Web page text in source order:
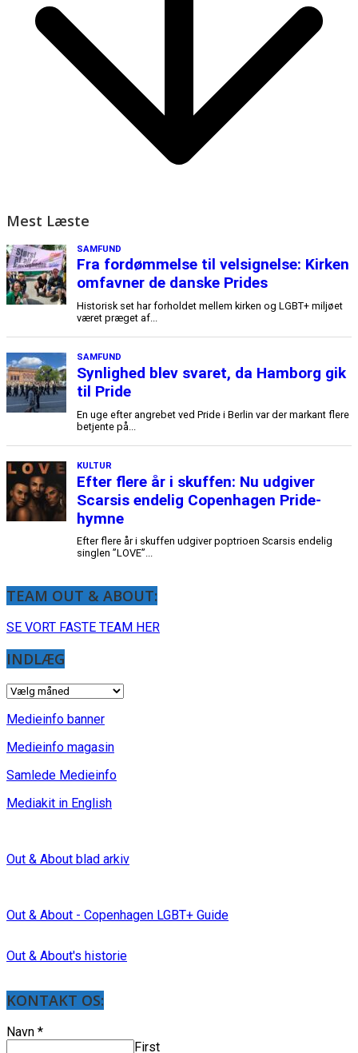
Mest Læste
TEAM OUT & ABOUT:
SE VORT FASTE TEAM HER
INDLÆG
INDLÆG
Medieinfo banner
Medieinfo magasin
Samlede Medieinfo
Mediakit in English
Out & About blad arkiv
Out & About - Copenhagen LGBT+ Guide
Out & About's historie
KONTAKT OS:
Navn *
First